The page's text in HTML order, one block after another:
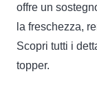
offre un
la freschezza,
Scopri tutti i
topper.